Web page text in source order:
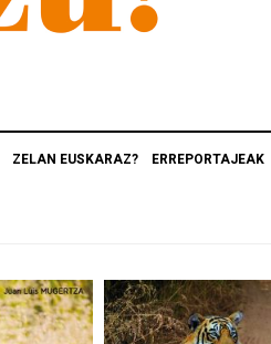
ZELAN EUSKARAZ? ERREPORTAJEAK